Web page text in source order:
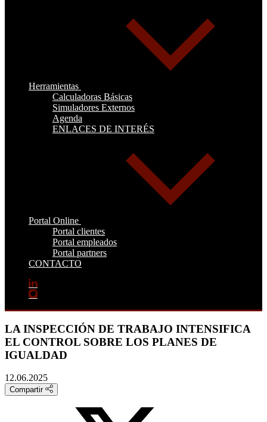
Herramientas
Calculadoras Básicas
Simuladores Externos
Agenda
ENLACES DE INTERÉS
Portal Online
Portal clientes
Portal empleados
Portal partners
CONTACTO
LA INSPECCIÓN DE TRABAJO INTENSIFICA
EL CONTROL SOBRE LOS PLANES DE
IGUALDAD
12.06.2025
Compartir